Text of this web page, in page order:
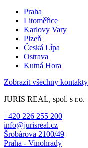
Praha
Litoměřice
Karlovy Vary
Plzeň
Česká Lípa
Ostrava
Kutná Hora
Zobrazit všechny kontakty
JURIS REAL, spol. s r.o.
+420 226 255 200
info@jurisreal.cz
Šrobárova 2100/49
Praha - Vinohrady